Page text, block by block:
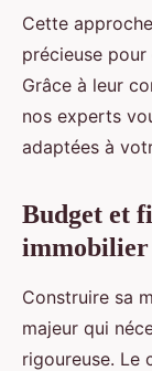
Cette
précieuse pour
Grâce à leur
nos experts
adaptées à
Budget et
immobilier
Construire sa
majeur qui
rigoureuse.